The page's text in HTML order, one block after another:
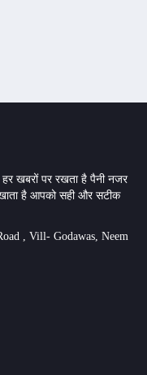
खबरों पर रखता है पैनी नजर
है आपको सही और सटीक
, Vill- Godawas, Neem